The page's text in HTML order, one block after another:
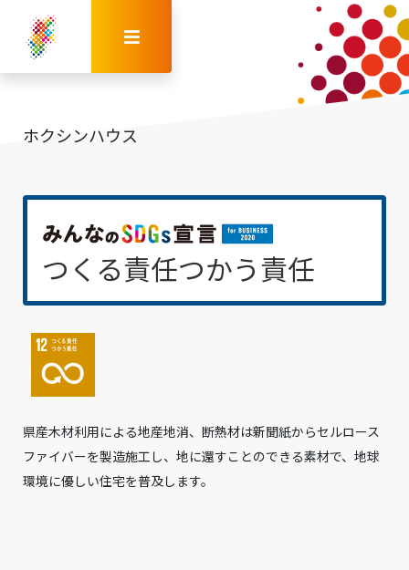
ホクシンハウス
つくる責任つかう責任
県産木材利用による地産地消、断熱材は新聞紙からセルロース
ファイバーを製造施工し、地に還すことのできる素材で、地球
環境に優しい住宅を普及します。